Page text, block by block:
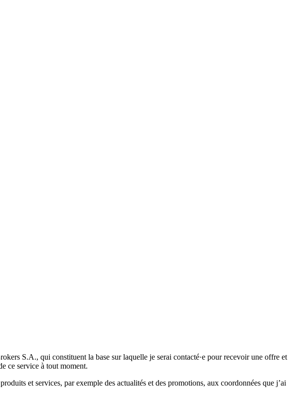
S.A., qui constituent la base sur laquelle je serai contacté·e pour recevoir une offre et
ce service à tout moment.
et services, par exemple des actualités et des promotions, aux coordonnées que j’ai